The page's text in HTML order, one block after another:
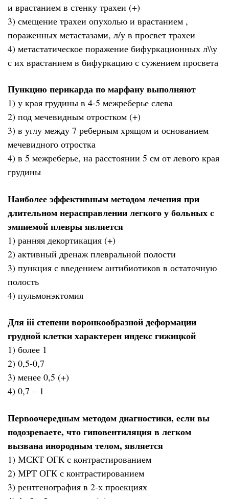
и врастанием в стенку трахеи (+)
3) смещение трахеи опухолью и врастанием ,
пораженных метастазами, л/у в просвет трахеи
4) метастатическое поражение бифуркационных л\\у
с их врастанием в бифуркацию с сужением просвета
Пункцию перикарда по марфану выполняют
1) у края грудины в 4-5 межреберье слева
2) под мечевидным отростком (+)
3) в углу между 7 реберным хрящом и основанием
мечевидного отростка
4) в 5 межреберье, на расстоянии 5 см от левого края
грудины
Наиболее эффективным методом лечения при
длительном нерасправлении легкого у больных с
эмпиемой плевры является
1) ранняя декортикация (+)
2) активный дренаж плевральной полости
3) пункция с введением антибиотиков в остаточную
полость
4) пульмонэктомия
Для iii степени воронкообразной деформации
грудной клетки характерен индекс гижицкой
1) более 1
2) 0,5-0,7
3) менее 0,5 (+)
4) 0,7 – 1
Первоочередным методом диагностики, если вы
подозреваете, что гиповентиляция в легком
вызвана инородным телом, является
1) МСКТ ОГК с контрастированием
2) МРТ ОГК с контрастированием
3) рентгенография в 2-х проекциях